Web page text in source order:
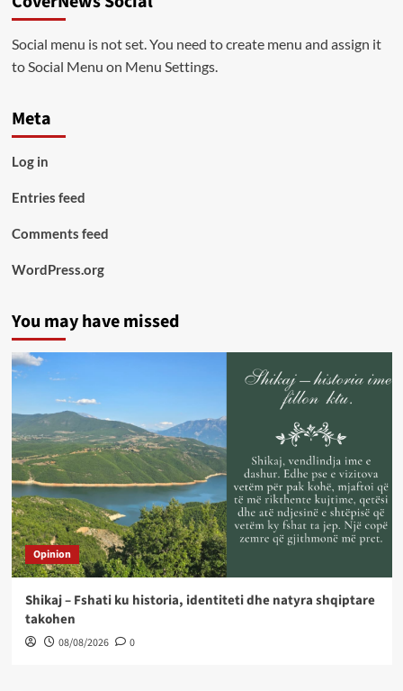
Social menu is not set. You need to create menu and assign it
to Social Menu on Menu Settings.
Meta
Log in
Entries feed
Comments feed
WordPress.org
You may have missed
Opinion
Shikaj – Fshati ku historia, identiteti dhe natyra shqiptare
takohen
08/08/2026 0